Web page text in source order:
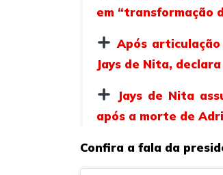
em “transformação
Após
Jays de Nita,
Jays de Nita
após a morte de
Confira a fala da